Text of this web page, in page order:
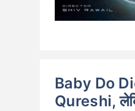
Baby Do
Qureshi,